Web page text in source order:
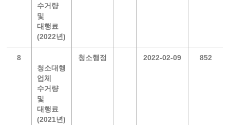
수거량
및
대행료
(2022년)
8
청소대행
업체
수거량
및
대행료
(2021년)
청소행정 2022-02-09 852